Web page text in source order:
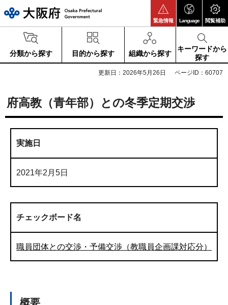
緊急情報 Language 閲覧補助
分類から探す 目的から探す 組織から探す
キーワードから
探す
更新日：2026年5月26日 ページID：60707
府高教（青年部）との冬季定期交渉
実施日
2021年2月5日
チェックボード名
職員団体との交渉・予備交渉（教職員企画課対応分）
概要